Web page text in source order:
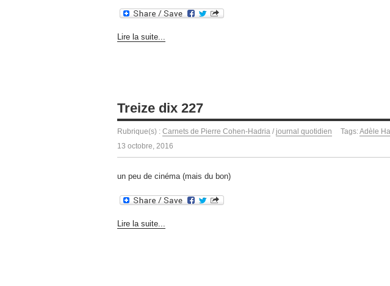
Lire la suite...
Treize dix 227
Rubrique(s) : Carnets de Pierre Cohen-Hadria / journal quotidien Tags:Adèle
13 octobre, 2016
un peu de cinéma (mais du bon)
Lire la suite...